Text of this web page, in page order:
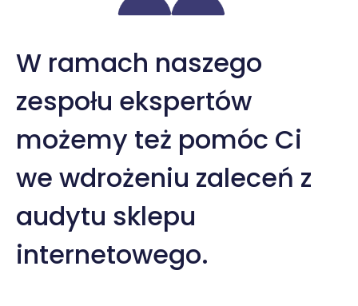
W ramach naszego
zespołu ekspertów
możemy też pomóc Ci
we wdrożeniu zaleceń z
audytu sklepu
internetowego.